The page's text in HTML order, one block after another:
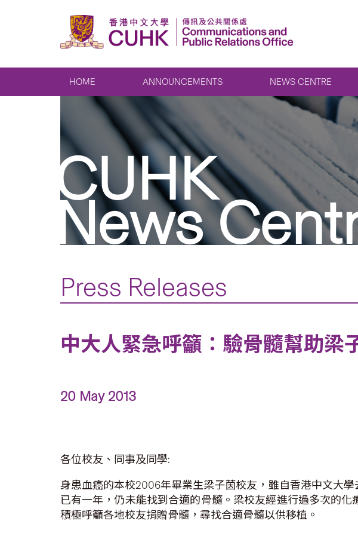
HOME ANNOUNCEMENTS NEWS CENTRE
CUHK
News
Press Releases
中大人緊急呼籲：驗骨髓幫助梁
20 May 2013
各位校友、同事及同學:
身患血癌的本校2006年畢業生梁子茵校友，雖自香港中文大
已有一年，仍未能找到合適的骨髓。梁校友經進行過多次的
積極呼籲各地校友捐贈骨髓，尋找合適骨髓以供移植。